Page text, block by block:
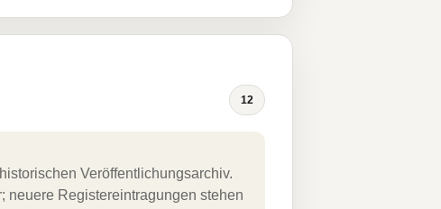
12
Veröffentlichungsarchiv.
neuere Registereintragungen stehen